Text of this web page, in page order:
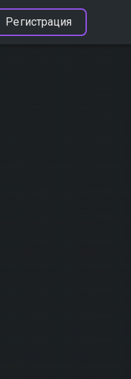
Регистрация